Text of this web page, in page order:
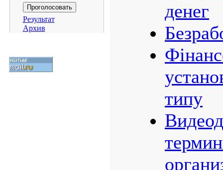
Результат
Архив
денег
типу